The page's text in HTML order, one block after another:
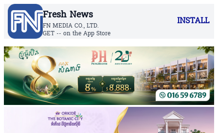
Fresh News
FN MEDIA CO., LTD.
GET -- on the App Store
INSTALL